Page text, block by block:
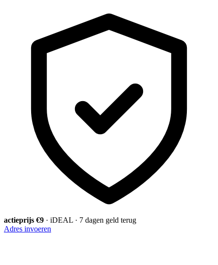
actieprijs €9 · iDEAL · 7 dagen geld terug
Adres invoeren